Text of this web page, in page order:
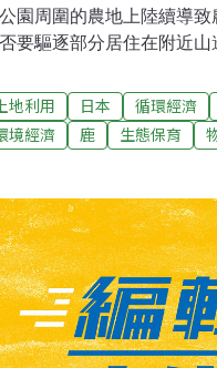
園周圍的農地上陸續導
要驅逐部分居住在附近
組織，爭取文化廳的許可
，為野生動物，奈良公園
區域也被認定為「奈良市
園內的數量還多」。奈
春日大社內，與保護活
專家學者們，設置了「
全對策等的協議。另外
家學者的委員會議
地利用 日本 循環經濟
境經濟
鹿 生態保育